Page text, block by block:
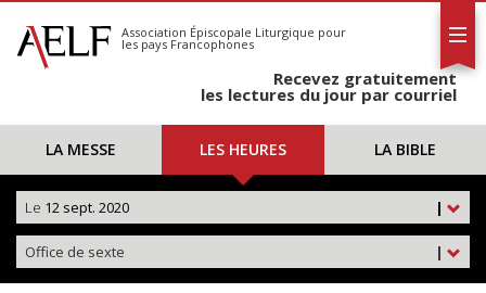
S'abonner
Calendrier
Association Épiscopale Liturgique pour
les pays Francophones
Recevez gratuitement
les lectures du jour par courriel
LA MESSE LES HEURES LA BIBLE
|
Le 12 sept. 2020
|
Office de sexte